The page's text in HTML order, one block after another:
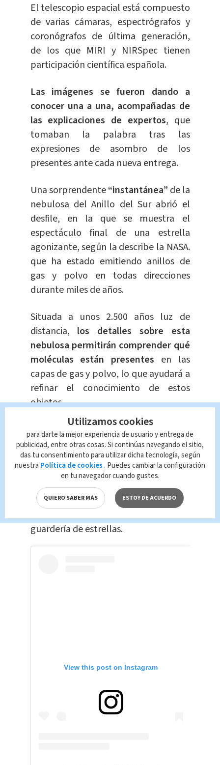
El telescopio espacial está compuesto
de varias cámaras, espectrógrafos y
coronógrafos de última generación,
de los que MIRI y NIRSpec tienen
participación científica española.
Las imágenes se fueron dando a
conocer una a una, acompañadas de
las explicaciones de expertos, que
tomaban la palabra tras las
expresiones de asombro de los
presentes ante cada nueva entrega.
Una sorprendente“instantánea” de la
nebulosa del Anillo del Sur abrió el
desfile, en la que se muestra el
espectáculo final de una estrella
agonizante, según la describe la NASA.
que ha estado emitiendo anillos de
gas y polvo en todas direcciones
durante miles de años.
Situada a unos 2.500 años luz de
distancia, los detalles sobre esta
nebulosa permitirán comprender qué
moléculas están presentes en las
capas de gas y polvo, lo que ayudará a
refinar el conocimiento de estos
objetos.
Todas las imágenes mostradas son de
gran belleza, pero quizás la más
emocionante por su espectacularidad
corresponda ala nebulosa de Carina
(NGC 3324), que abre la puerta a los
llamados precipicios cósmicosy a la
guardería de estrellas.
View this post on Instagram
Utilizamos cookies
para darte la mejor experiencia de usuario y entrega de
publicidad, entre otras cosas. Si continúas navegando el sitio,
das tu consentimiento para utilizar dicha tecnología, según
nuestra Política de cookies . Puedes cambiar la configuración
en tu navegador cuando gustes.
QUIERO SABER MÁS ESTOY DE ACUERDO